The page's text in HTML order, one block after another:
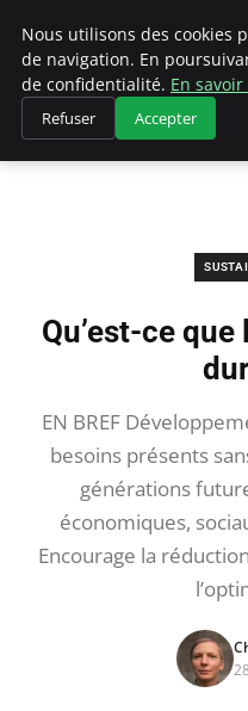
Accueil Sustainable Living
Qu’est-ce
EN BREF
besoins présents
générations
économiques,
Encourage la
Nous utilisons des cookies
de navigation. En
de confidentialité. En
Refuser Accepter